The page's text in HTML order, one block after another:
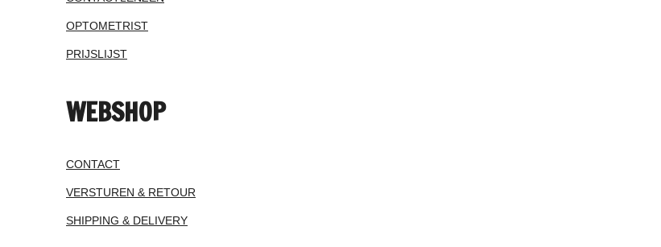
OPTOMETRIST
PRIJSLIJST
WEBSHOP
CONTACT
VERSTUREN & RETOUR
SHIPPING & DELIVERY